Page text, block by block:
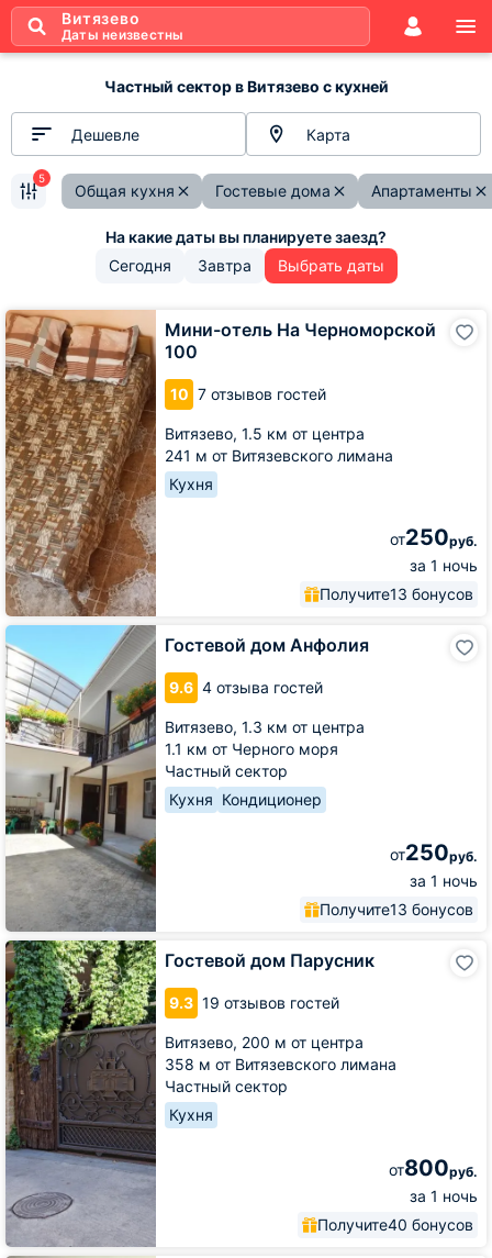
Витязево
Даты неизвестны
Частный сектор в Витязево с кухней
Дешевле Карта
Общая кухня Гостевые дома Апартаменты
5
Сегодня Завтра Выбрать даты
Мини-отель На Черноморской
100
10 7 отзывов гостей
Витязево, 1.5 км от центра
241 м от Витязевского лимана
Кухня
от250руб.
за 1 ночь
Получите13 бонусов
Мини-
отель
На
Черноморской
100
Гостевой дом Анфолия
9.6 4 отзыва гостей
Витязево, 1.3 км от центра
1.1 км от Черного моря
Частный сектор
Кухня Кондиционер
от250руб.
за 1 ночь
Получите13 бонусов
Гостевой
дом
Анфолия
Гостевой дом Парусник
9.3 19 отзывов гостей
Витязево, 200 м от центра
358 м от Витязевского лимана
Частный сектор
Кухня
от800руб.
за 1 ночь
Получите40 бонусов
Гостевой
дом
Парусник